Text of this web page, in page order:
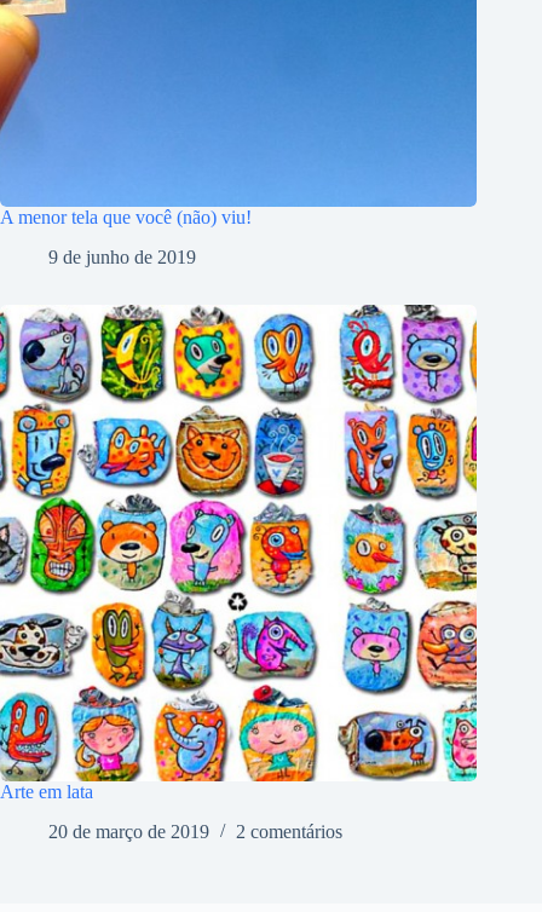
A menor tela que você (não) viu!
9 de junho de 2019
Arte em lata
20 de março de 2019
2 comentários